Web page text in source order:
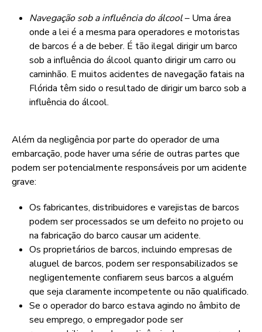
Navegação sob a influência do álcool– Uma área
onde a lei é a mesma para operadores e motoristas
de barcos é a de beber. É tão ilegal dirigir um barco
sob a influência do álcool quanto dirigir um carro ou
caminhão. E muitos acidentes de navegação fatais na
Flórida têm sido o resultado de dirigir um barco sob a
influência do álcool.
Além da negligência por parte do operador de uma
embarcação, pode haver uma série de outras partes que
podem ser potencialmente responsáveis por um acidente
grave:
Os fabricantes, distribuidores e varejistas de barcos
podem ser processados se um defeito no projeto ou
na fabricação do barco causar um acidente.
Os proprietários de barcos, incluindo empresas de
aluguel de barcos, podem ser responsabilizados se
negligentemente confiarem seus barcos a alguém
que seja claramente incompetente ou não qualificado.
Se o operador do barco estava agindo no âmbito de
seu emprego, o empregador pode ser